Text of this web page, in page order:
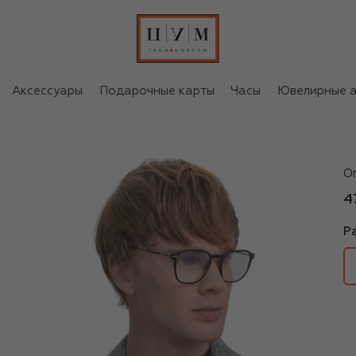
Аксессуары Подарочные карты Часы Ювелирные